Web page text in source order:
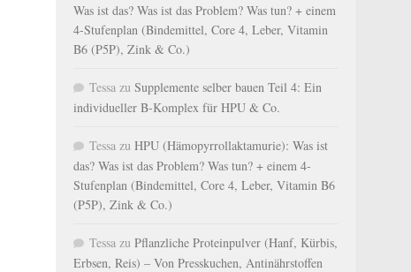
Was ist das? Was ist das Problem? Was tun? + einem
4-Stufenplan (Bindemittel, Core 4, Leber, Vitamin
B6 (P5P), Zink & Co.)
Tessa zu Supplemente selber bauen Teil 4: Ein
individueller B-Komplex für HPU & Co.
Tessa zu HPU (Hämopyrrollaktamurie): Was ist
das? Was ist das Problem? Was tun? + einem 4-
Stufenplan (Bindemittel, Core 4, Leber, Vitamin B6
(P5P), Zink & Co.)
Tessa zu Pflanzliche Proteinpulver (Hanf, Kürbis,
Erbsen, Reis) – Von Presskuchen, Antinährstoffen